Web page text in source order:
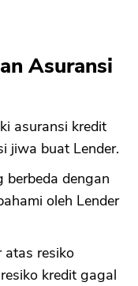
Asuransi
asuransi kredit
jiwa buat Lender.
dengan
oleh Lender
atas resiko
kredit gagal